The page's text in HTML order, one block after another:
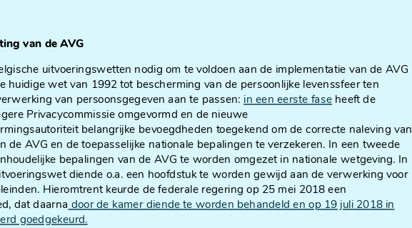
van de AVG
uitvoeringswetten nodig om te voldoen aan de implementatie van de AVG
huidige wet van 1992 tot bescherming van de persoonlijke levenssfeer ten
van persoonsgegeven aan te passen: in een eerste fase heeft de
Privacycommissie omgevormd en de nieuwe
belangrijke bevoegdheden toegekend om de correcte naleving van
de AVG en de toepasselijke nationale bepalingen te verzekeren. In een tweede
bepalingen van de AVG te worden omgezet in nationale wetgeving. In
diende o.a. een hoofdstuk te worden gewijd aan de verwerking voor
Hieromtrent keurde de federale regering op 25 mei 2018 een
dat daarna door de kamer diende te worden behandeld en op 19 juli 2018 in
goedgekeurd.